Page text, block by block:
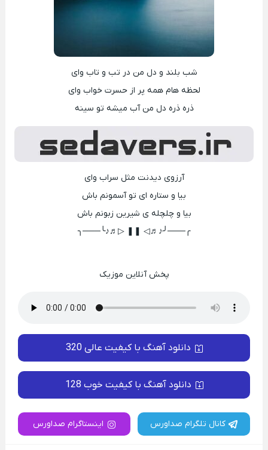
شب بلند و دل من در تب و تاب وای
لحظه هام همه پر از حسرت خواب وای
ذره ذره دل من آب میشه تو سینه
آرزوی دیدنت مثل سراب وای
بیا و ستاره ای تو آسمونم باش
بیا و چلچله ی شیرین زبونم باش
╭───╯♪♬◁ ❚❚ ▷♬♪╰───╮
پخش آنلاین موزیک
دانلود آهنگ با کیفیت عالی 320
دانلود آهنگ با کیفیت خوب 128
کانال تلگرام صداورس اینستاگرام صداورس